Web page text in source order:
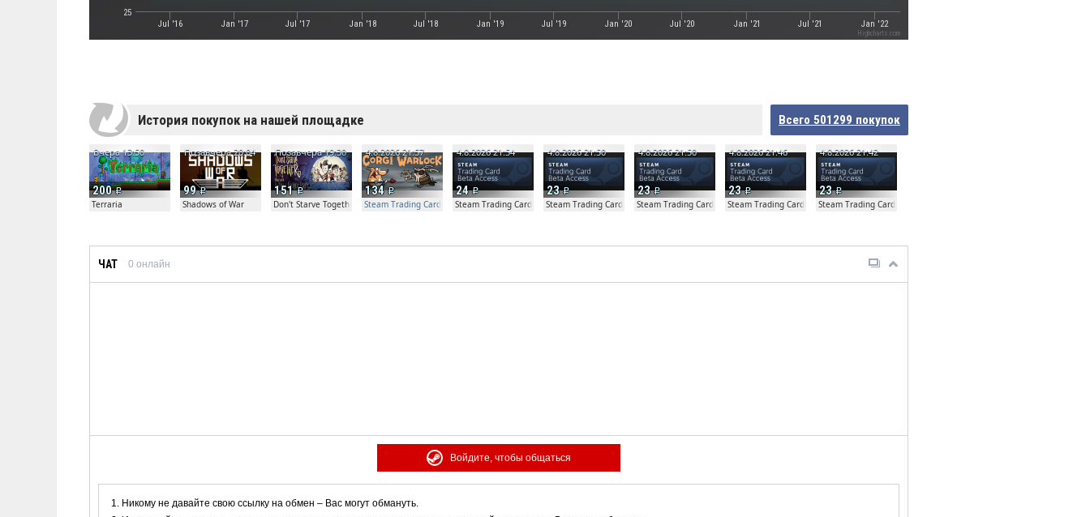
Jul '16 Jan '17 Jul '17 Jan '18 Jul '18 Jan '19 Jul '19 Jan '20 Jul '20 Jan '21 Jul '21 Jan '22
25
Highcharts.com
История покупок на нашей площадке Всего 501299 покупок
200
Вчера 13:50
Terraria
99
Позавчера 20:04
Shadows of War
151
Позавчера 19:30
Don't Starve Together
134
4.8.2026 21:57
Steam Trading Card Beta Access - Extra Copy
24
4.8.2026 21:54
Steam Trading Card Beta
23
4.8.2026 21:50
Steam Trading Card Beta
23
4.8.2026 21:50
Steam Trading Card Beta
23
4.8.2026 21:46
Steam Trading Card Beta
23
4.8.2026 21:42
Steam Trading Card Beta
ЧАТ 0 онлайн
Войдите, чтобы общаться
Никому не давайте свою ссылку на обмен – Вас могут обмануть.